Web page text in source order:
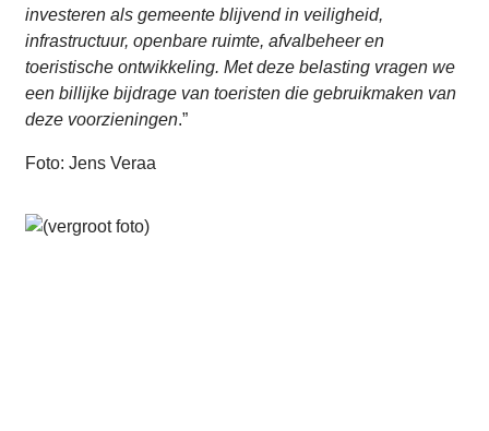
investeren als gemeente blijvend in veiligheid,
infrastructuur, openbare ruimte, afvalbeheer en
toeristische ontwikkeling. Met deze belasting vragen we
een billijke bijdrage van toeristen die gebruikmaken van
deze voorzieningen.”
Foto: Jens Veraa